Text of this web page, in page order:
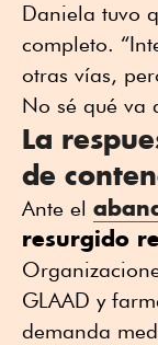
Daniela tuvo
completo.
otras vías,
No sé qué va
La
de
Ante el
resurgido
GLAAD y
demanda